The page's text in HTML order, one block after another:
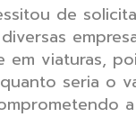
de
em viaturas,
seria o